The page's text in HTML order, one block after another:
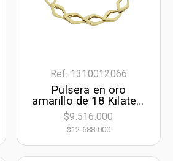
Ref. 1310012066
Pulsera en oro
amarillo de 18 Kilates,
18 cm. de largo, 9
mm. de ancho
$9.516.000
$12.688.000